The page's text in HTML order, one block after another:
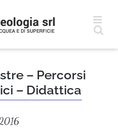
– Percorsi
– Didattica